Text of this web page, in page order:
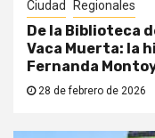
Ciudad Regionales
De la Biblioteca
Vaca Muerta: la
Fernanda
28 de febrero de 2026